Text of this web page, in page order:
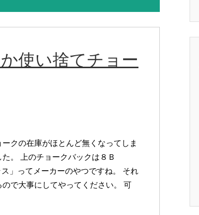
使い捨てチョー
クの在庫がほとんど無くなってしま
。 上のチョークバックは８Ｂ
」ってメーカーのやつですね。 それ
で大事にしてやってください。 可